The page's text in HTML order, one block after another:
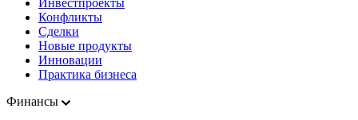
Конфликты
Сделки
Новые продукты
Инновации
Практика бизнеса
Финансы